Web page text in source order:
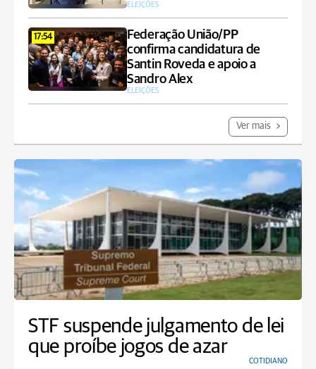
ELEIÇÕES
17:54
Federação União/PP
confirma candidatura de
Santin Roveda e apoio a
Sandro Alex
ELEIÇÕES
Ver mais
STF suspende julgamento de lei
que proíbe jogos de azar
COTIDIANO